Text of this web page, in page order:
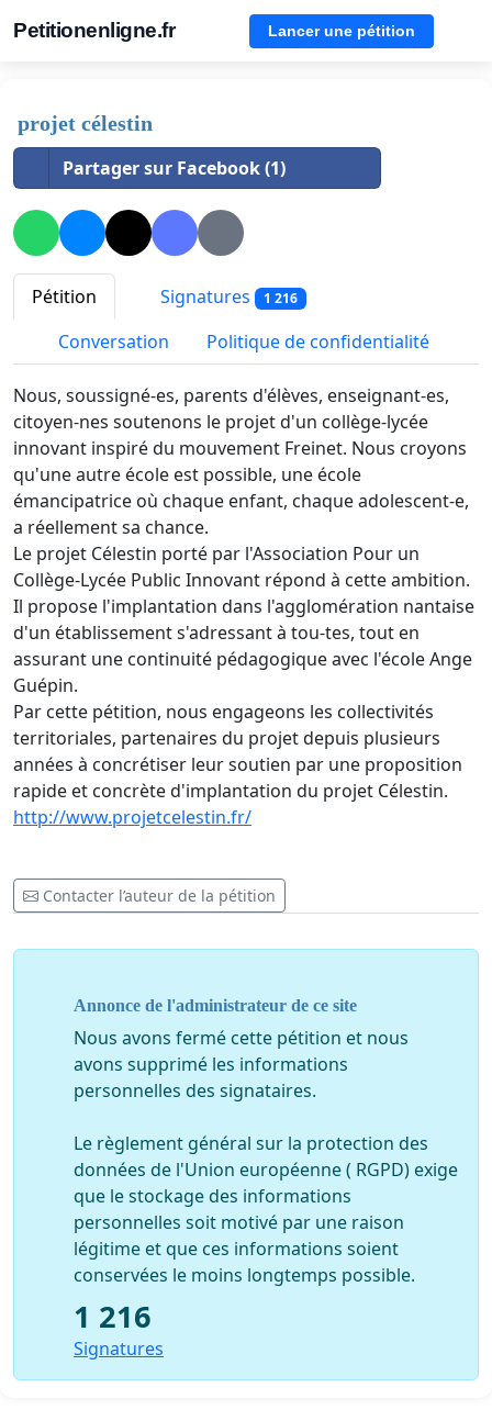
Petitionenligne.fr Lancer une pétition
projet célestin
Partager sur Facebook (1)
Pétition Signatures 1 216
Conversation Politique de confidentialité
Nous, soussigné-es, parents d'élèves, enseignant-es,
citoyen-nes soutenons le projet d'un collège-lycée
innovant inspiré du mouvement Freinet. Nous croyons
qu'une autre école est possible, une école
émancipatrice où chaque enfant, chaque adolescent-e,
a réellement sa chance.
Le projet Célestin porté par l'Association Pour un
Collège-Lycée Public Innovant répond à cette ambition.
Il propose l'implantation dans l'agglomération nantaise
d'un établissement s'adressant à tou-tes, tout en
assurant une continuité pédagogique avec l'école Ange
Guépin.
Par cette pétition, nous engageons les collectivités
territoriales, partenaires du projet depuis plusieurs
années à concrétiser leur soutien par une proposition
rapide et concrète d'implantation du projet Célestin.
http://www.projetcelestin.fr/
Contacter l’auteur de la pétition
Annonce de l'administrateur de ce site
Nous avons fermé cette pétition et nous
avons supprimé les informations
personnelles des signataires.
Le règlement général sur la protection des
données de l'Union européenne ( RGPD) exige
que le stockage des informations
personnelles soit motivé par une raison
légitime et que ces informations soient
conservées le moins longtemps possible.
1 216
Signatures